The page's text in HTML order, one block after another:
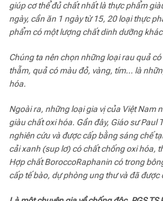
giúp cơ thể đủ chất nhất là thực phẩm
ngày, cần ăn 1 ngày từ 15, 20 loại thực
phẩm có một lượng chất dinh dưỡng
Chúng ta nên chọn những loại rau quả
thẫm, quả có màu đỏ, vàng, tím… là
hóa.
Ngoài ra, những loại gia vị của Việt Nam
giàu chất oxi hóa. Gần đây, Giáo sư Paul
nghiên cứu và được cấp bằng sáng chế
cải xanh (sup lơ) có chất chống oxi hóa,
Hợp chất BoroccoRaphanin có trong
cấp tế bào, dự phòng ung thư và đã được